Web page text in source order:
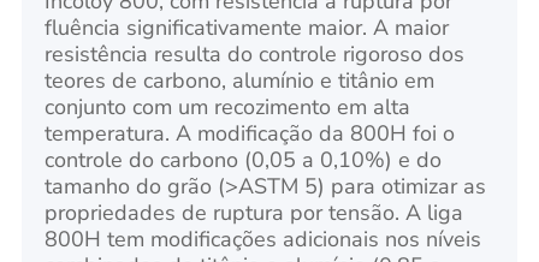
fluência significativamente maior. A maior
resistência resulta do controle rigoroso dos
teores de carbono, alumínio e titânio em
conjunto com um recozimento em alta
temperatura. A modificação da 800H foi o
controle do carbono (0,05 a 0,10%) e do
tamanho do grão (>ASTM 5) para otimizar as
propriedades de ruptura por tensão. A liga
800H tem modificações adicionais nos níveis